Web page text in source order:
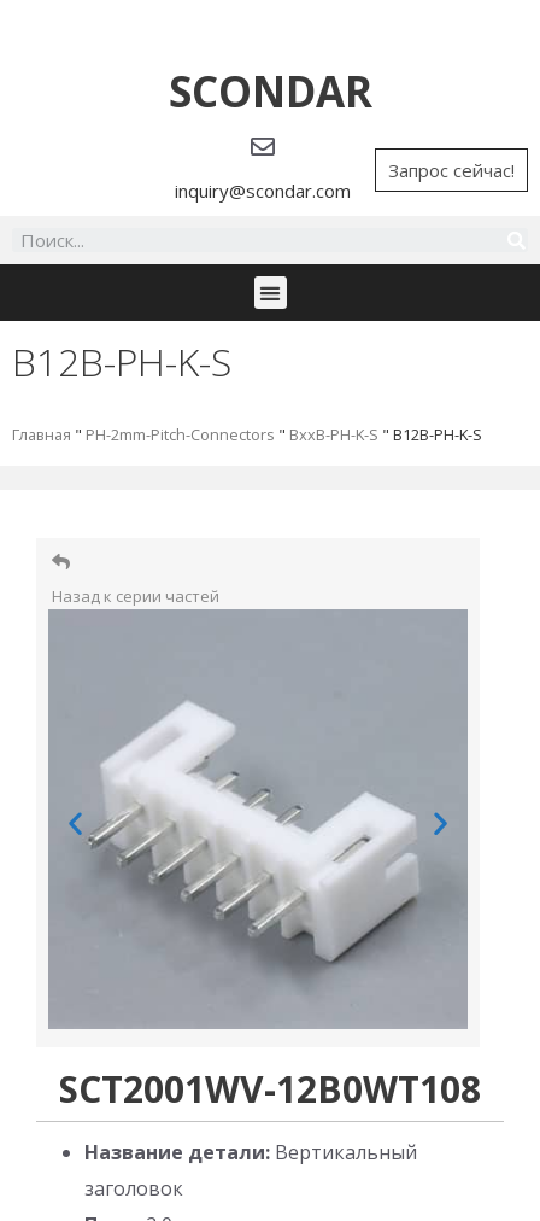
SCONDAR
inquiry@scondar.com
Запрос сейчас!
B12B-PH-K-S
Главная " PH-2mm-Pitch-Connectors " BxxB-PH-K-S " B12B-PH-K-S
Назад к серии частей
SCT2001WV-12B0WT108
Название детали: Вертикальный
заголовок